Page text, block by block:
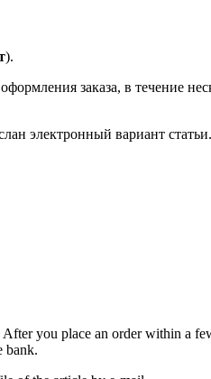
).
заказа, в течение
электронный вариант статьи.
After you place an order within a
bank.